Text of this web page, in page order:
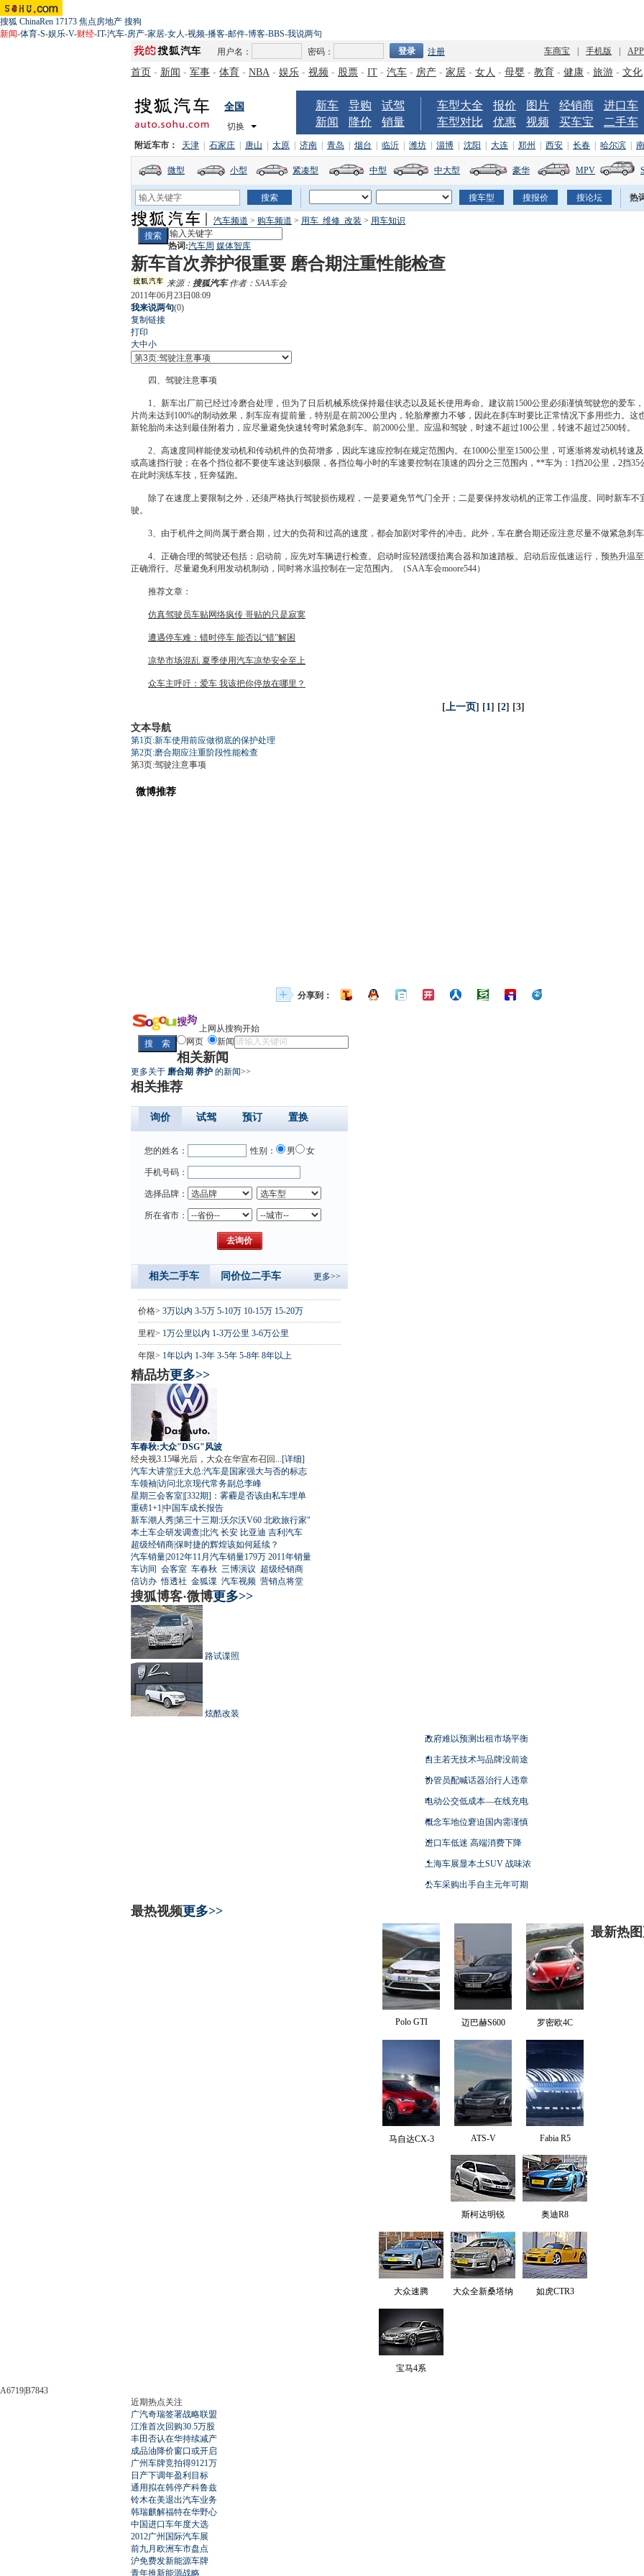
搜狐 ChinaRen 17173 焦点房地产 搜狗
新闻-体育-S-娱乐-V-财经-IT-汽车-房产-家居-女人-视频-播客-邮件-博客-BBS-我说两句
用户名：
密码： 注册 车商宝 手机版
首页 - 新闻 - 军事 - 体育 - NBA - 娱乐 - 视频 - 股票 - IT - 汽车 - 房产 - 家居 - 女人 - 母婴 - 教育 - 健康 - 旅游 - 文化
全国
切换
新车 导购
试驾
新闻
降价 销量
车型大全 报价 图片 经销商
进口车
车型对比
优惠 视频 买车宝 二手车
附近车市： 天津 石家庄 唐山 太原 济南 青岛 烟台 临沂 潍坊 淄博 沈阳 大连 郑州 西安 长春 哈尔滨
微型 小型 紧凑型 中型 中大型 豪华 MPV
热
汽车频道 > 购车频道 > 用车_维修_改装 > 用车知识
热词:汽车周 媒体智库
新车首次养护很重要 磨合期注重性能检查
来源： 搜狐汽车作者：SAA车会
2011年06月23日08:09
我来说两句(0)
复制链接
打印
大中小
四、驾驶注意事项
1、 新车出厂前已经过冷磨合处理，但为了日后机械系统保持最佳状态以及延长使用寿命。建议前1500公里必须谨慎驾驶您的爱车
片尚未达到100%的制动效果，刹车应有提前量，特别是在前200公里内， 轮胎摩擦力不够，因此在刹车时要比正常情况下多用些力。这
新轮胎尚未达到最佳附着力，应尽量避免快速转弯时紧急刹车。前2000公里。应温和驾驶，时速不超过100公里，转速不超过2500转。
2、高速度同样能使发动机和传动机件的负荷增多，因此车速应控制在规定范围内。在1000公里至1500公里，可逐渐将发动机转速
或高速挡行驶；在各个挡位都不要使车速达到极限，各挡位每小时的车速要控制在顶速的四分之三范围内，**车为：1挡20公里，2挡35
在此时演练车技，狂奔猛跑。
除了在速度上要限制之外，还须严格执行驾驶损伤规程，一是要避免节气门全开；二是要保持发动机的正常工作温度。同时新车不
驶。
3、由于机件之间尚属于磨合期，过大的负荷和过高的速度，都会加剧对零件的冲击。此外，车在磨合期还应注意尽量不做紧急刹
4、正确合理的驾驶还包括：启动前，应先对车辆进行检查。启动时应轻踏缓抬离合器和加速踏板。启动后应低速运行，预热升温
正确滑行。尽量避免利用发动机制动，同时将水温控制在一定范围内。（SAA车会moore544）
推荐文章：
仿真驾驶员车贴网络疯传 哥贴的只是寂寞
遭遇停车难：错时停车 能否以“错”解困
凉垫市场混乱 夏季使用汽车凉垫安全至上
众车主呼吁：爱车 我该把你停放在哪里？
[上一页] [1] [2] [3]
文本导航
第1页:新车使用前应做彻底的保护处理
第2页:磨合期应注重阶段性能检查
第3页:驾驶注意事项
微博推荐
分享到：
上网从搜狗开始
网页
新闻
相关新闻
更多关于 磨合期 养护 的新闻>>
相关推荐
询价 试驾 预订 置换
您的姓名： 性别： 男 女
手机号码：
选择品牌：
所在省市：
相关二手车 同价位二手车 更多>>
价格> 3万以内 3-5万 5-10万 10-15万 15-20万
里程> 1万公里以内 1-3万公里 3-6万公里
年限> 1年以内 1-3年 3-5年 5-8年 8年以上
精品坊更多>>
车春秋:大众"DSG"风波
经央视3.15曝光后，大众在华宣布召回... [详细]
汽车大讲堂|汪大总:汽车是国家强大与否的标志
车领袖|访问北京现代常务副总李峰
星期三会客室|[332期]：雾霾是否该由私车埋单
重磅1+1 |中国车成长报告
新车潮人秀|第三十三期:沃尔沃V60 北欧旅行家"
本土车企研发调查|北汽 长安 比亚迪 吉利汽车
超级经销商|保时捷的辉煌该如何延续？
汽车销量|2012年11月汽车销量179万 2011年销量
车访间 会客室 车春秋 三博演议 超级经销商
信访办 悟透社 金狐谍 汽车视频 营销点将堂
搜狐博客·微博更多>>
路试谍照
炫酷改装
政府难以预测出租市场平衡
自主若无技术与品牌没前途
协管员配喊话器治行人违章
电动公交低成本—在线充电
概念车地位窘迫国内需谨慎
进口车低迷 高端消费下降
上海车展显本土SUV 战味浓
公车采购出手自主元年可期
最热视频更多>>
Polo GTI 迈巴赫S600 罗密欧4C
马自达CX-3 ATS-V Fabia R5
最新热图
斯柯达明锐 奥迪R8
大众速腾 大众全新桑塔纳 如虎CTR3
宝马4系
A6719|B7843
近期热点关注
广汽奇瑞签署战略联盟
江淮首次回购30.5万股
丰田否认在华持续减产
成品油降价窗口或开启
广州车牌竞拍得9121万
日产下调年盈利目标
通用拟在韩停产科鲁兹
铃木在美退出汽车业务
韩瑞麒解福特在华野心
中国进口车年度大选
2012广州国际汽车展
前九月欧洲车市盘点
沪免费发新能源车牌
青年推新能源战略